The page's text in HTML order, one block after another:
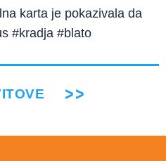
karta je pokazivala da
#kradja #blato